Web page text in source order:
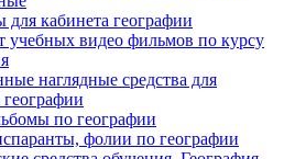
для кабинета географии
учебных видео фильмов по курсу
наглядные средства для
географии
по географии
фолии по географии